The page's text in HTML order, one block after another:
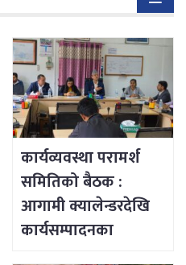
कार्यव्यवस्था परामर्श
समितिको बैठक :
आगामी क्यालेन्डरदेखि
कार्यसम्पादनका